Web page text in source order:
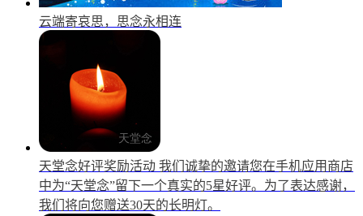
云端寄哀思，思念永相连
天堂念好评奖励活动 我们诚挚的邀请您在手机应用商店
中为“天堂念”留下一个真实的5星好评。为了表达感谢，
我们将向您赠送30天的长明灯。